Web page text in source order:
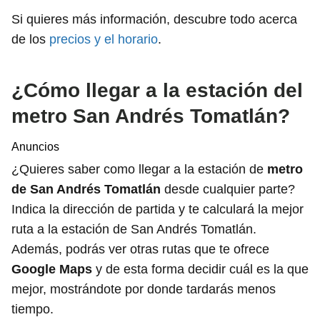
Si quieres más información, descubre todo acerca
de los precios y el horario.
¿Cómo llegar a la estación del
metro San Andrés Tomatlán?
Anuncios
¿Quieres saber como llegar a la estación de metro
de San Andrés Tomatlán desde cualquier parte?
Indica la dirección de partida y te calculará la mejor
ruta a la estación de San Andrés Tomatlán.
Además, podrás ver otras rutas que te ofrece
Google Maps y de esta forma decidir cuál es la que
mejor, mostrándote por donde tardarás menos
tiempo.